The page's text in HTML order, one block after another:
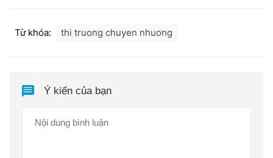
Từ khóa: thi truong chuyen nhuong
Ý kiến của bạn